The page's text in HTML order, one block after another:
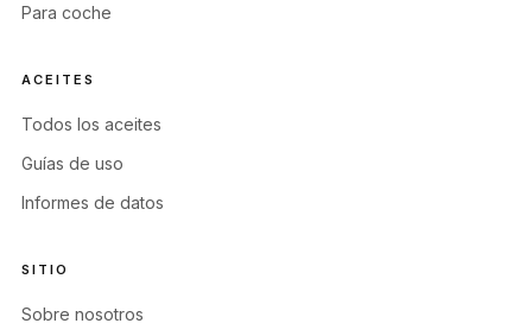
Para coche
ACEITES
Todos los aceites
Guías de uso
Informes de datos
SITIO
Sobre nosotros